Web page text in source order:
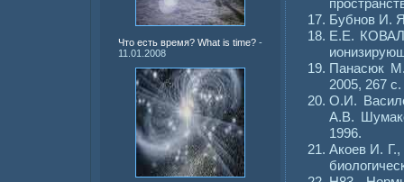
Что есть время? What is time? -
11.01.2008
Бубнов И.
Е.Е.
Панасюк
2005, 267 с.
О.И.
А.В.
1996.
Акоев И.